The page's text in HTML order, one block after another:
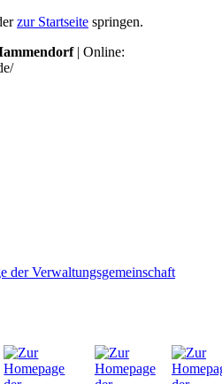
zur Startseite springen.
| Online: